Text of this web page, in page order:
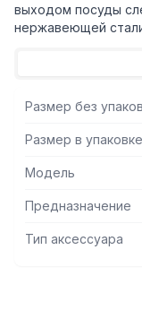
выходом посуды
нержавеющей
Размер без
Размер в упаковке
Модель
Предназначение
Тип аксессуара